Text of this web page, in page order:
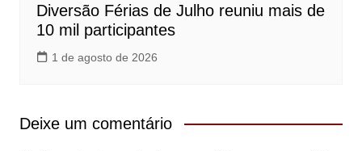
Diversão Férias de Julho reuniu mais de
10 mil participantes
1 de agosto de 2026
Deixe um comentário